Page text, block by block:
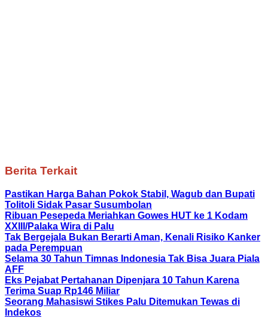
Berita Terkait
Pastikan Harga Bahan Pokok Stabil, Wagub dan Bupati
Tolitoli Sidak Pasar Susumbolan
Ribuan Pesepeda Meriahkan Gowes HUT ke 1 Kodam
XXIII/Palaka Wira di Palu
Tak Bergejala Bukan Berarti Aman, Kenali Risiko Kanker
pada Perempuan
Selama 30 Tahun Timnas Indonesia Tak Bisa Juara Piala
AFF
Eks Pejabat Pertahanan Dipenjara 10 Tahun Karena
Terima Suap Rp146 Miliar
Seorang Mahasiswi Stikes Palu Ditemukan Tewas di
Indekos